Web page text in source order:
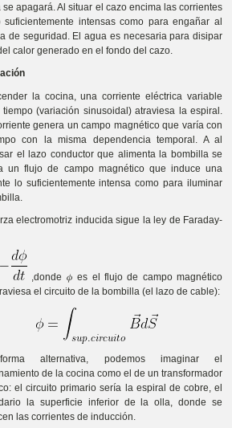
se apagará. Al situar el cazo encima las corrientes
suficientemente intensas como para engañar al
de seguridad. El agua es necesaria para disipar
calor generado en el fondo del cazo.
la cocina, una corriente eléctrica variable
(variación sinusoidal) atraviesa la espiral.
genera un campo magnético que varía con
con la misma dependencia temporal. A al
el lazo conductor que alimenta la bombilla se
un flujo de campo magnético que induce una
lo suficientemente intensa como para iluminar
electromotriz inducida sigue la ley de Faraday-
,donde 𝜙 es el flujo de campo magnético
el circuito de la bombilla (el lazo de cable):
alternativa, podemos imaginar el
de la cocina como el de un transformador
el circuito primario sería la espiral de cobre, el
la superficie inferior de la olla, donde se
las corrientes de inducción.